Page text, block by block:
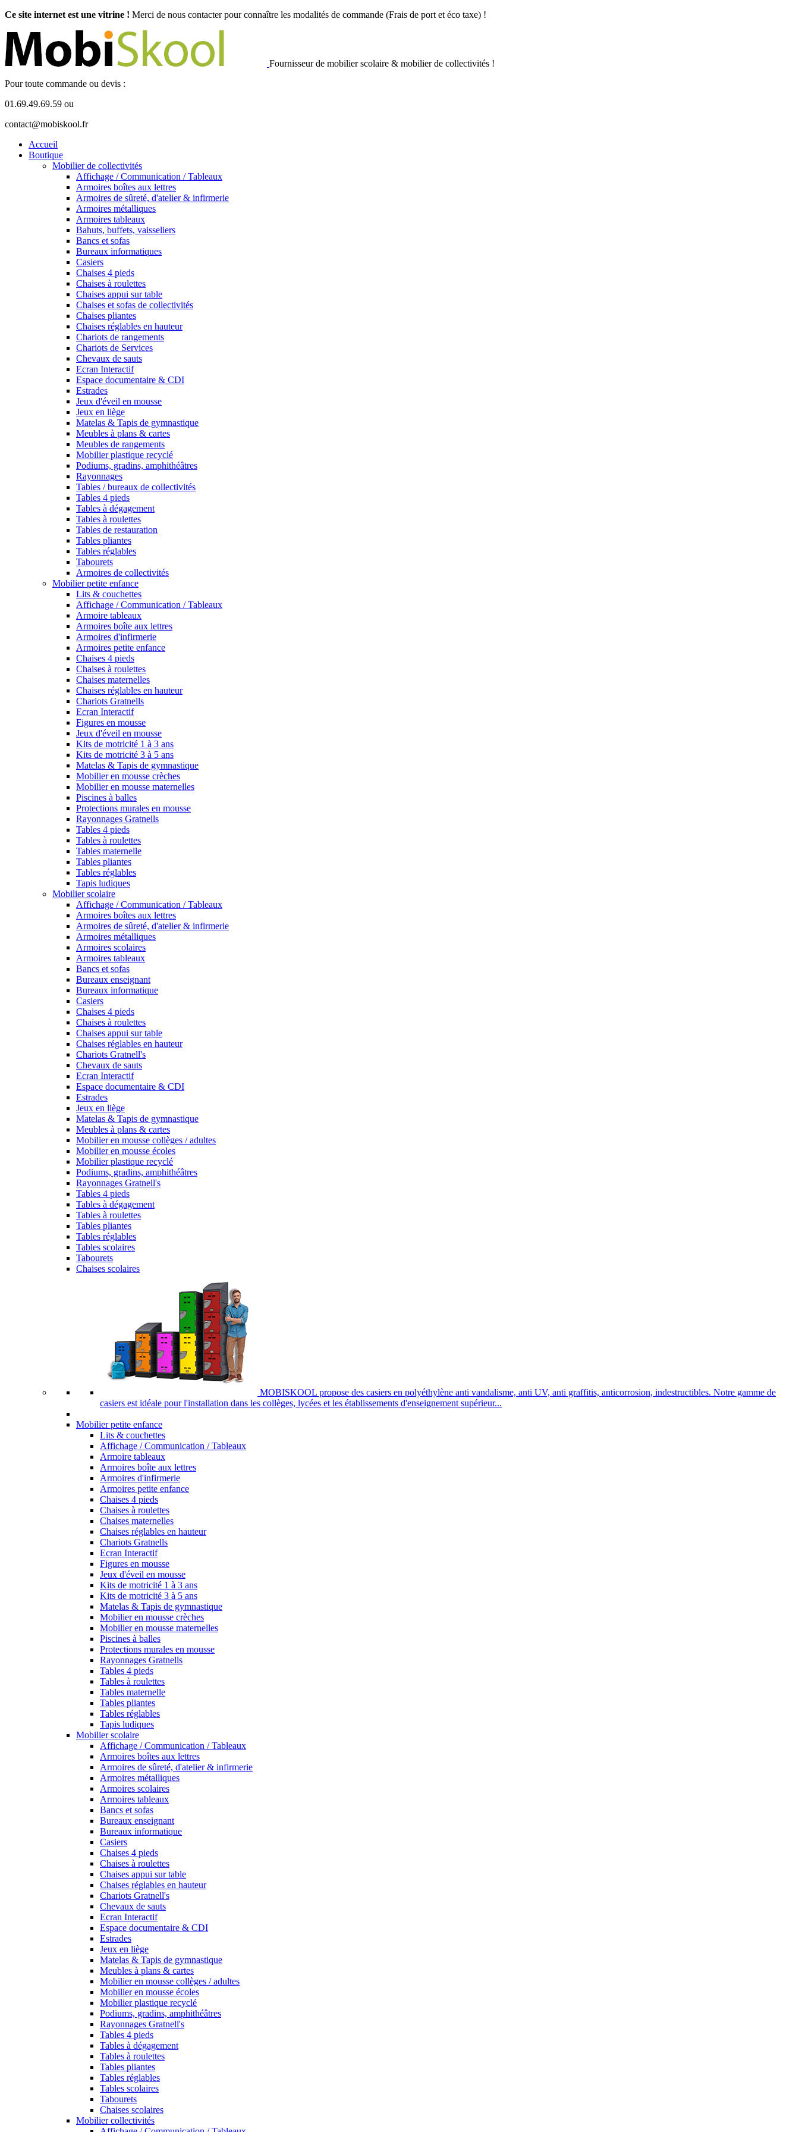
Ce site internet est une vitrine ! Merci de nous contacter pour connaître les modalités de commande (Frais de port et éco taxe) !
Fournisseur de mobilier scolaire & mobilier de collectivités !
Pour toute commande ou devis :
01.69.49.69.59 ou
contact@mobiskool.fr
Accueil
Boutique
Mobilier de collectivités
Affichage / Communication / Tableaux
Armoires boîtes aux lettres
Armoires de sûreté, d'atelier & infirmerie
Armoires métalliques
Armoires tableaux
Bahuts, buffets, vaisseliers
Bancs et sofas
Bureaux informatiques
Casiers
Chaises 4 pieds
Chaises à roulettes
Chaises appui sur table
Chaises et sofas de collectivités
Chaises pliantes
Chaises réglables en hauteur
Chariots de rangements
Chariots de Services
Chevaux de sauts
Ecran Interactif
Espace documentaire & CDI
Estrades
Jeux d'éveil en mousse
Jeux en liège
Matelas & Tapis de gymnastique
Meubles à plans & cartes
Meubles de rangements
Mobilier plastique recyclé
Podiums, gradins, amphithéâtres
Rayonnages
Tables / bureaux de collectivités
Tables 4 pieds
Tables à dégagement
Tables à roulettes
Tables de restauration
Tables pliantes
Tables réglables
Tabourets
Armoires de collectivités
Mobilier petite enfance
Lits & couchettes
Affichage / Communication / Tableaux
Armoire tableaux
Armoires boîte aux lettres
Armoires d'infirmerie
Armoires petite enfance
Chaises 4 pieds
Chaises à roulettes
Chaises maternelles
Chaises réglables en hauteur
Chariots Gratnells
Ecran Interactif
Figures en mousse
Jeux d'éveil en mousse
Kits de motricité 1 à 3 ans
Kits de motricité 3 à 5 ans
Matelas & Tapis de gymnastique
Mobilier en mousse crèches
Mobilier en mousse maternelles
Piscines à balles
Protections murales en mousse
Rayonnages Gratnells
Tables 4 pieds
Tables à roulettes
Tables maternelle
Tables pliantes
Tables réglables
Tapis ludiques
Mobilier scolaire
Affichage / Communication / Tableaux
Armoires boîtes aux lettres
Armoires de sûreté, d'atelier & infirmerie
Armoires métalliques
Armoires scolaires
Armoires tableaux
Bancs et sofas
Bureaux enseignant
Bureaux informatique
Casiers
Chaises 4 pieds
Chaises à roulettes
Chaises appui sur table
Chaises réglables en hauteur
Chariots Gratnell's
Chevaux de sauts
Ecran Interactif
Espace documentaire & CDI
Estrades
Jeux en liège
Matelas & Tapis de gymnastique
Meubles à plans & cartes
Mobilier en mousse collèges / adultes
Mobilier en mousse écoles
Mobilier plastique recyclé
Podiums, gradins, amphithéâtres
Rayonnages Gratnell's
Tables 4 pieds
Tables à dégagement
Tables à roulettes
Tables pliantes
Tables réglables
Tables scolaires
Tabourets
Chaises scolaires
MOBISKOOL propose des casiers en polyéthylène anti vandalisme, anti UV, anti graffitis, anticorrosion, indestructibles. Notre gamme de
casiers est idéale pour l'installation dans les collèges, lycées et les établissements d'enseignement supérieur...
Mobilier petite enfance
Lits & couchettes
Affichage / Communication / Tableaux
Armoire tableaux
Armoires boîte aux lettres
Armoires d'infirmerie
Armoires petite enfance
Chaises 4 pieds
Chaises à roulettes
Chaises maternelles
Chaises réglables en hauteur
Chariots Gratnells
Ecran Interactif
Figures en mousse
Jeux d'éveil en mousse
Kits de motricité 1 à 3 ans
Kits de motricité 3 à 5 ans
Matelas & Tapis de gymnastique
Mobilier en mousse crèches
Mobilier en mousse maternelles
Piscines à balles
Protections murales en mousse
Rayonnages Gratnells
Tables 4 pieds
Tables à roulettes
Tables maternelle
Tables pliantes
Tables réglables
Tapis ludiques
Mobilier scolaire
Affichage / Communication / Tableaux
Armoires boîtes aux lettres
Armoires de sûreté, d'atelier & infirmerie
Armoires métalliques
Armoires scolaires
Armoires tableaux
Bancs et sofas
Bureaux enseignant
Bureaux informatique
Casiers
Chaises 4 pieds
Chaises à roulettes
Chaises appui sur table
Chaises réglables en hauteur
Chariots Gratnell's
Chevaux de sauts
Ecran Interactif
Espace documentaire & CDI
Estrades
Jeux en liège
Matelas & Tapis de gymnastique
Meubles à plans & cartes
Mobilier en mousse collèges / adultes
Mobilier en mousse écoles
Mobilier plastique recyclé
Podiums, gradins, amphithéâtres
Rayonnages Gratnell's
Tables 4 pieds
Tables à dégagement
Tables à roulettes
Tables pliantes
Tables réglables
Tables scolaires
Tabourets
Chaises scolaires
Mobilier collectivités